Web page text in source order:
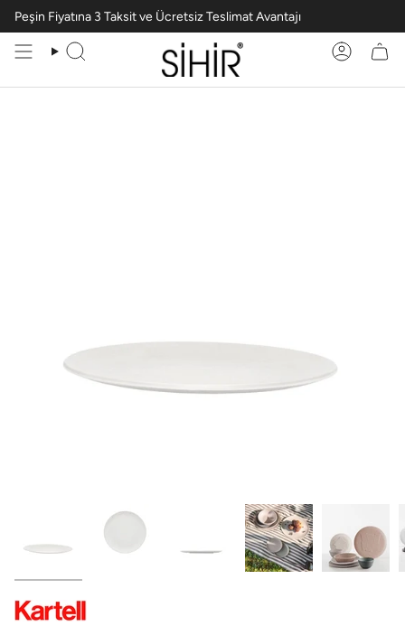
Peşin Fiyatına 3 Taksit ve Ücretsiz Teslimat Avantajı
Ara Hesabım